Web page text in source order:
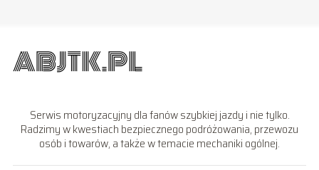
Serwis motoryzacyjny dla fanów szybkiej jazdy i nie tylko.
Radzimy w kwestiach bezpiecznego podróżowania, przewozu
osób i towarów, a także w temacie mechaniki ogólnej.